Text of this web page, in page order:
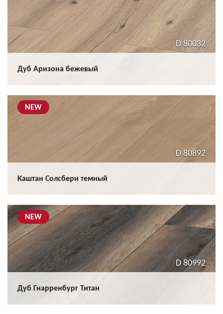
Дуб Аризона бежевый
D 80032
NEW
Каштан Солсбери темный
D 80892
NEW
Дуб Гнарренбург Титан
D 80992